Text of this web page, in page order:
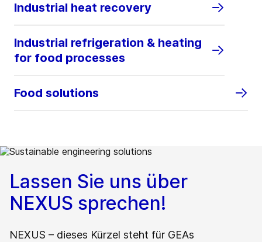
Industrial heat recovery
Industrial refrigeration & heating
for food processes
Food solutions
Lassen Sie uns über
NEXUS sprechen!
NEXUS – dieses Kürzel steht für GEAs